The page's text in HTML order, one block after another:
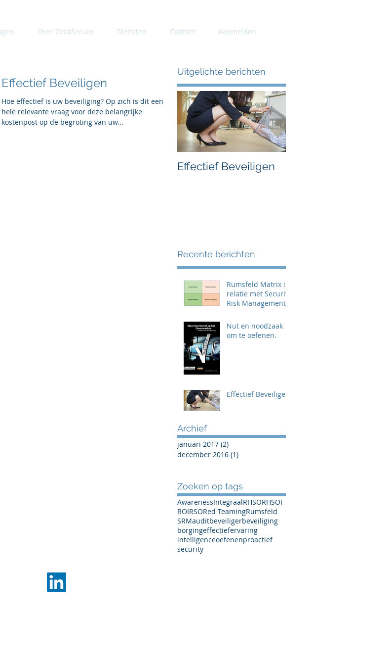
Over OrcaSecure Diensten Contact Aanmelden
Effectief Beveiligen
Hoe effectief is uw beveiliging? Op zich is dit een
hele relevante vraag voor deze belangrijke
kostenpost op de begroting van uw...
Uitgelichte berichten
Effectief Beveiligen
Recente berichten
Rumsfeld Matrix in
relatie met Security
Risk Management
Nut en noodzaak
om te oefenen.
Effectief Beveiligen
Archief
januari 2017 (2)
december 2016 (1)
Zoeken op tags
AwarenessIntegraalRHSORHSOI
ROIRSORed TeamingRumsfeld
SRMauditbeveiligerbeveiliging
borgingeffectiefervaring
intelligenceoefenenproactief
security